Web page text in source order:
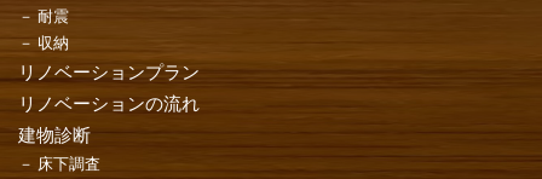
耐震
収納
リノベーションプラン
リノベーションの流れ
建物診断
床下調査